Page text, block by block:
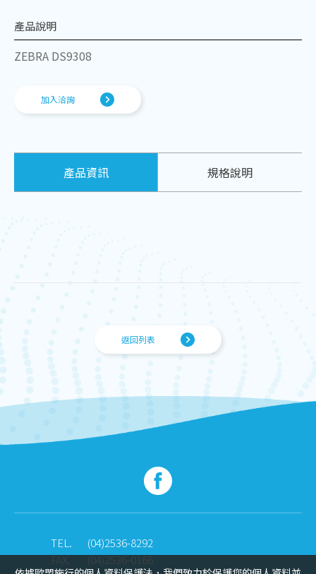
產品說明
ZEBRA DS9308
加入洽詢
產品資訊 規格說明
返回列表
TEL.
(04)2536-8292
FAX.
(04)2536-0166